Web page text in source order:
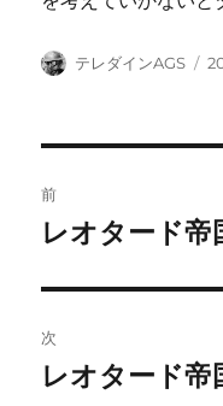
投
テレダインAGS
投
稿
ビ
ゲ
前
前
投
稿:
レオタード帝
次
次
レオタード帝